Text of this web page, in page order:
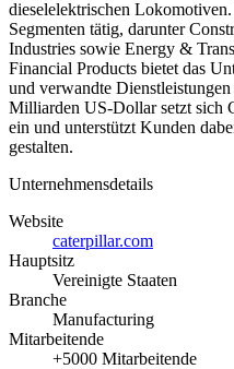
dieselelektrischen
Segmenten tätig, darunter
Industries sowie Energy &
Financial Products bietet das
und verwandte
Milliarden US-Dollar setzt sich
ein und unterstützt Kunden
gestalten.
Unternehmensdetails
Website
caterpillar.com
Hauptsitz
Vereinigte Staaten
Branche
Manufacturing
Mitarbeitende
+5000 Mitarbeitende